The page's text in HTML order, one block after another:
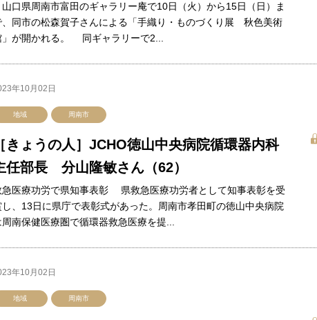
口県周南市富田のギャラリー庵で10日（火）から15日（日）ま
、同市の松森賀子さんによる「手織り・ものづくり展 秋色美術
」が開かれる。 同ギャラリーで2...
年10月02日
地域 周南市
きょうの人］JCHO徳山中央病院循環器内科
任部長 分山隆敏さん（62）
急医療功労で県知事表彰 県救急医療功労者として知事表彰を受
し、13日に県庁で表彰式があった。周南市孝田町の徳山中央病院
南保健医療圏で循環器救急医療を提...
年10月02日
地域 周南市